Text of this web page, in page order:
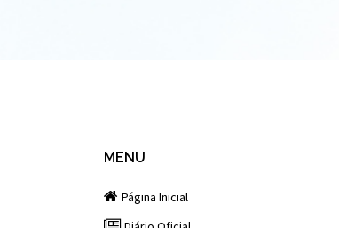
MENU
Página Inicial